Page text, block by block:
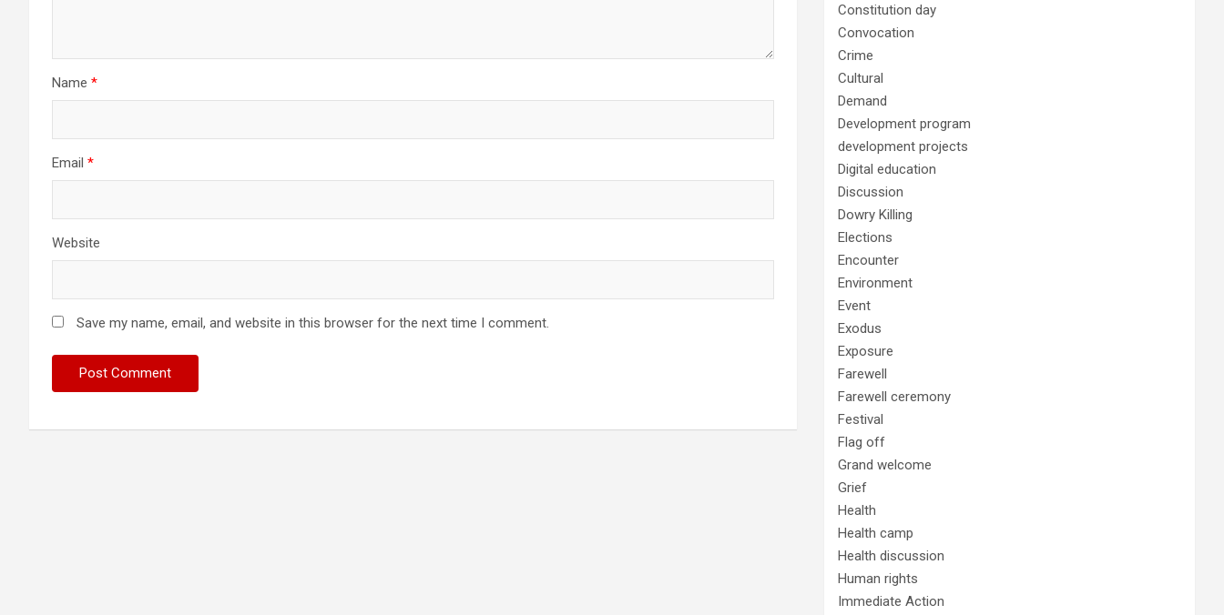
Name *
Email *
Website
Save my name, email, and website in this browser for the next time I comment.
Constitution day
Convocation
Crime
Cultural
Demand
Development program
development projects
Digital education
Discussion
Dowry Killing
Elections
Encounter
Environment
Event
Exodus
Exposure
Farewell
Farewell ceremony
Festival
Flag off
Grand welcome
Grief
Health
Health camp
Health discussion
Human rights
Immediate Action